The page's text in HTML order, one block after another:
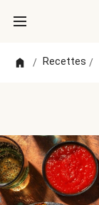
/ Recettes /